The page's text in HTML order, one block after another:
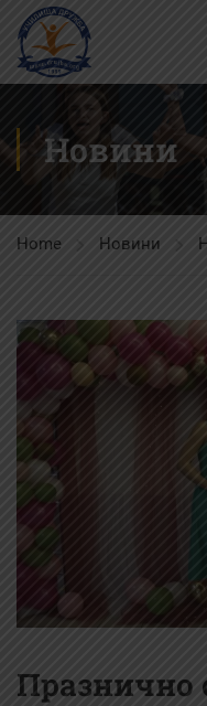
Новини
Home Новини
Празнично